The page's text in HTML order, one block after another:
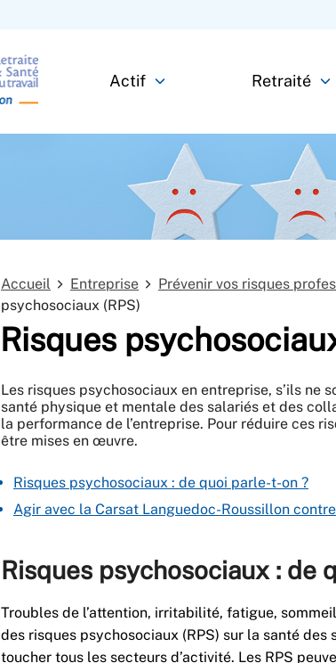
Actif Retraité
Accueil Entreprise Prévenir vos risques
psychosociaux (RPS)
Risques
Les risques psychosociaux en entreprise, s’ils ne
santé physique et mentale des salariés et des
la performance de l’entreprise. Pour réduire ces
être mises en œuvre.
Risques psychosociaux : de quoi parle-t-on ?
Agir avec la Carsat Languedoc-Roussillon
Risques psychosociaux : de
Troubles de l’attention, irritabilité, fatigue,
des risques psychosociaux (RPS) sur la santé
toucher tous les secteurs d’activité. Les RPS